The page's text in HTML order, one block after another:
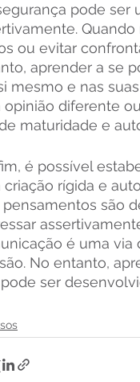
pode ser
ou evitar
aprender a se
mesmo e nas
opinião diferente
maturidade e
é possível
criação rígida e
pensamentos são
é uma via
No entanto,
ser